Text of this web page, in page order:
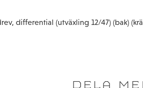
differential (utväxling 12/47) (bak)
DELA